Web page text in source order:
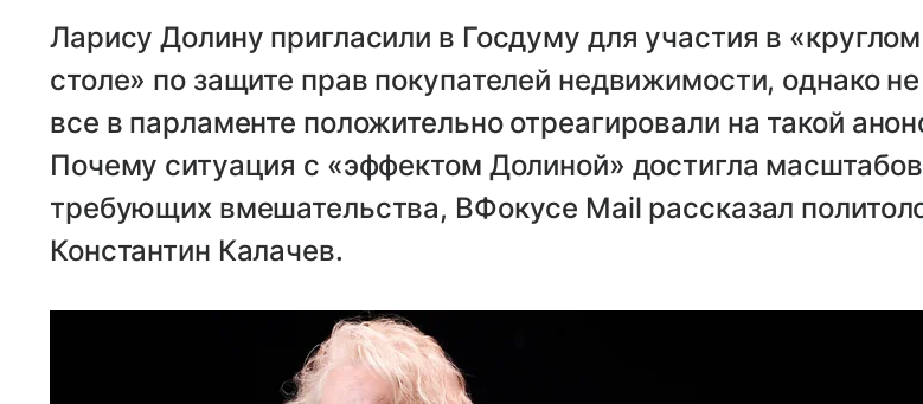
Ларису Долину пригласили в Госдуму для участия в «круглом
столе» по защите прав покупателей недвижимости, однако не
все в парламенте положительно отреагировали на такой
Почему ситуация с «эффектом Долиной» достигла
требующих вмешательства, ВФокусе Mail рассказал
Константин Калачев.